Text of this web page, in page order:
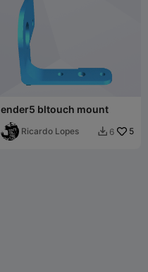
ender5 bltouch mount
Ricardo Lopes  6 5